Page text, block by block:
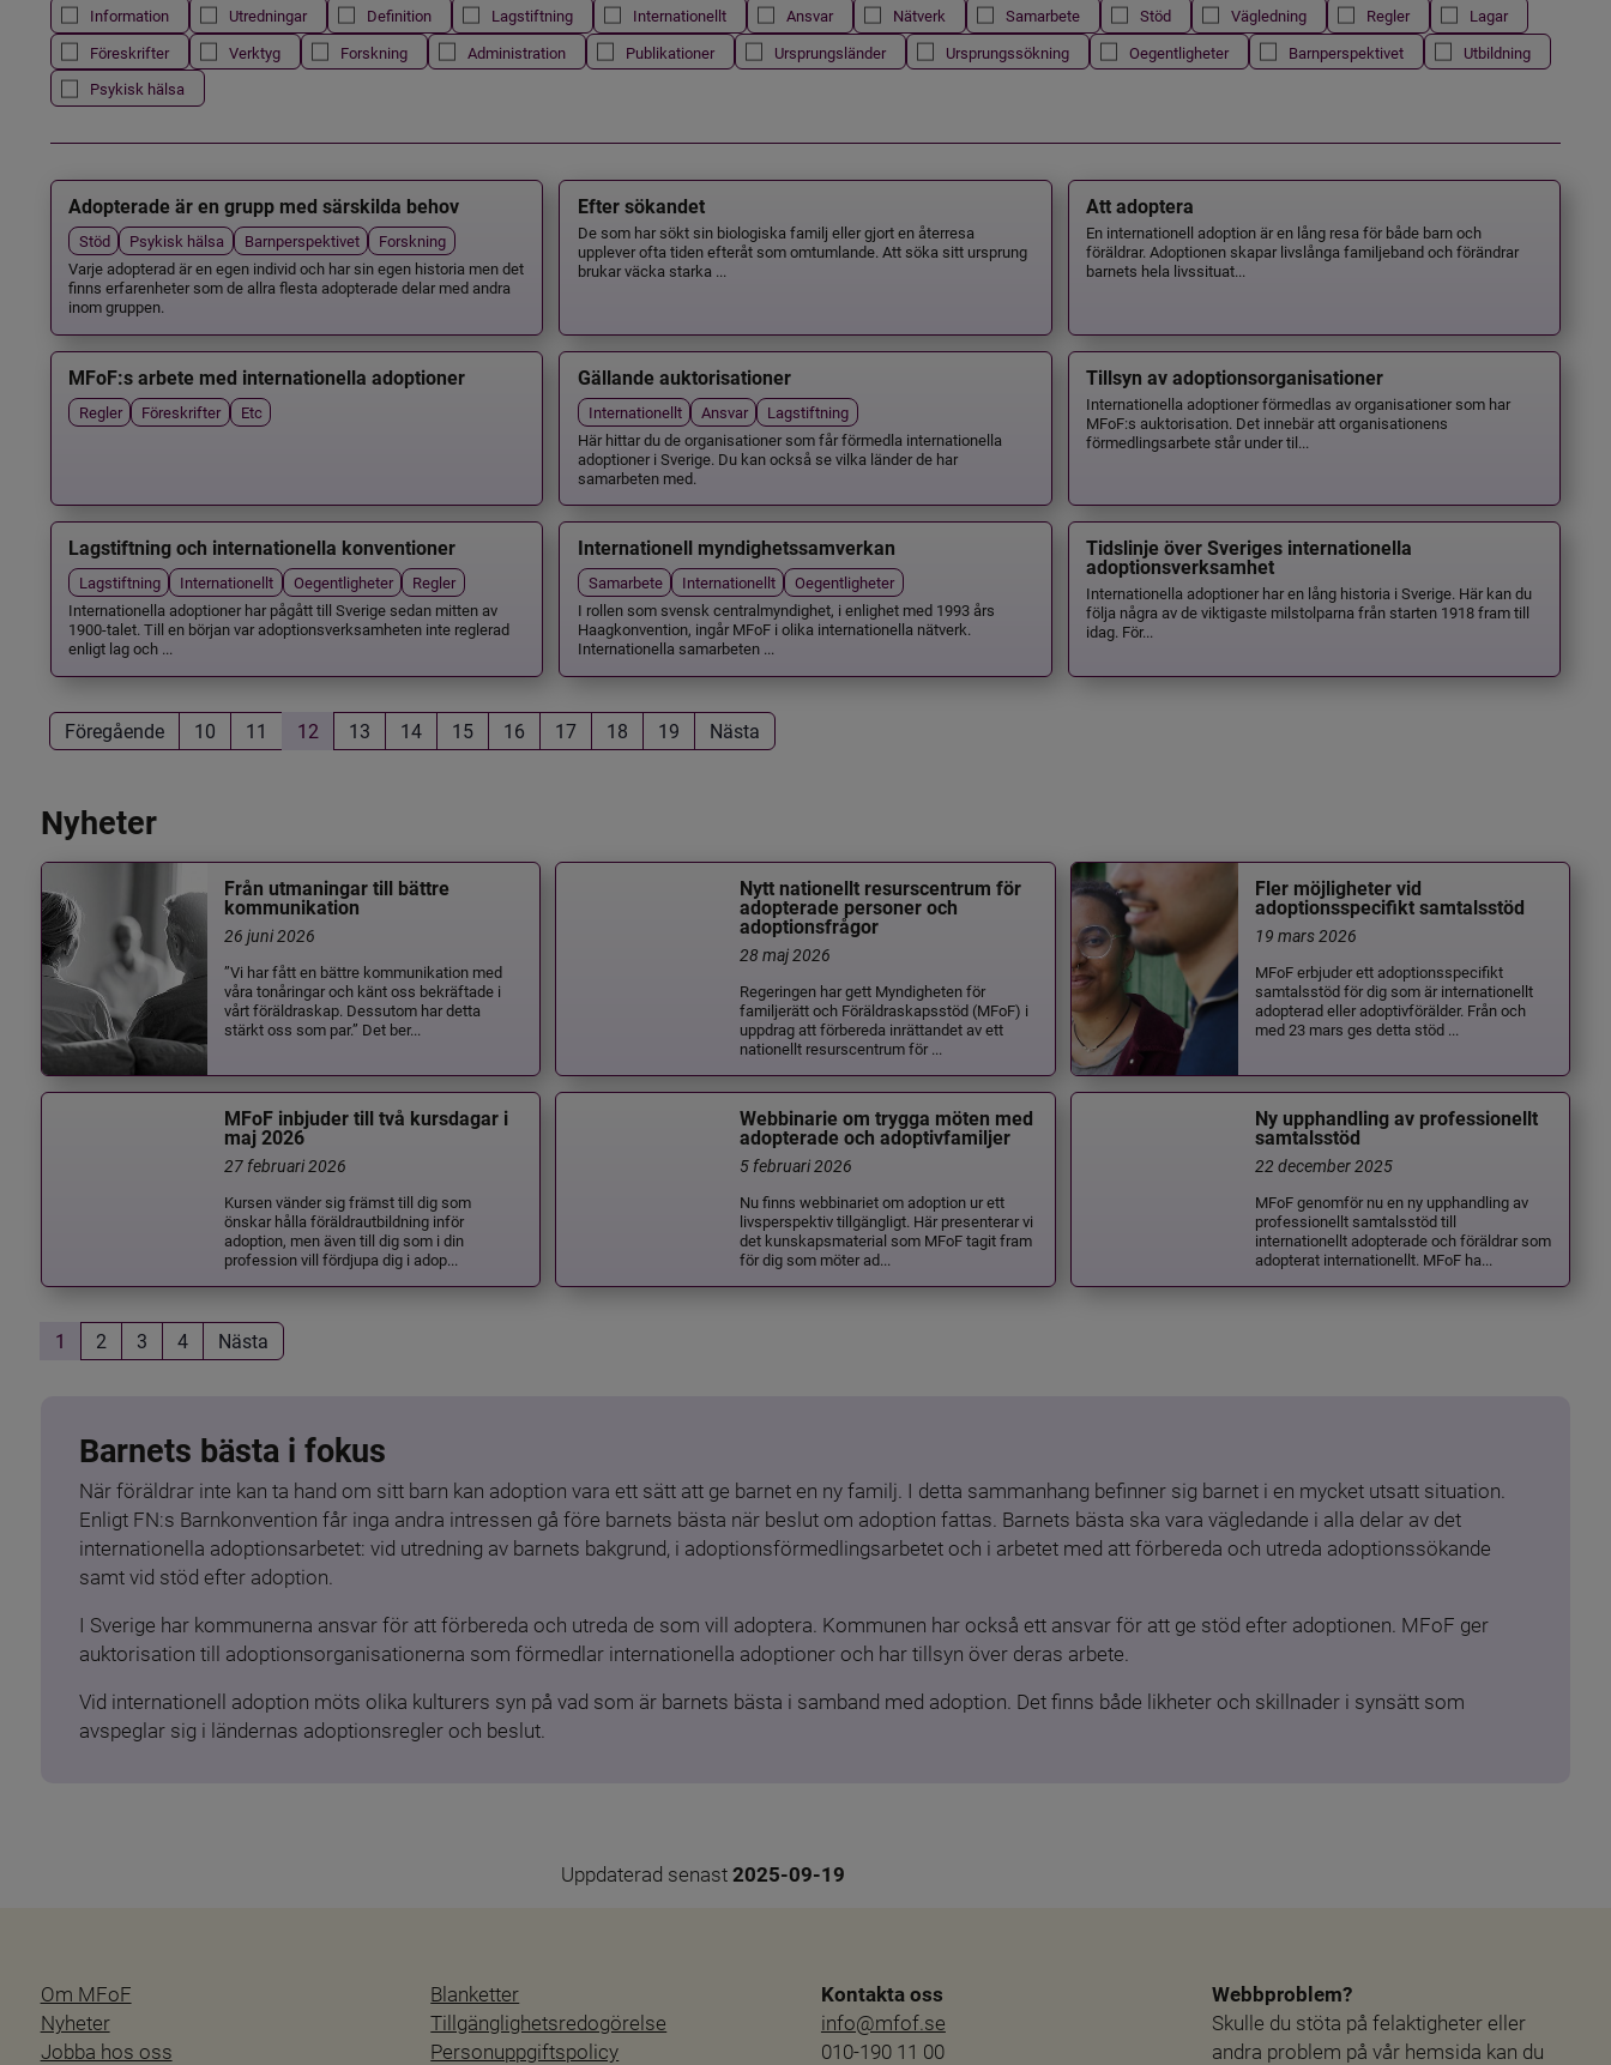
Information Utredningar Definition Lagstiftning Internationellt Ansvar Nätverk Samarbete Stöd Vägledning Regler
Lagar
Föreskrifter
Verktyg Forskning Administration Publikationer Ursprungsländer Ursprungssökning Oegentligheter Barnperspektivet
Utbildning
Psykisk hälsa
Adopterade är en grupp med särskilda behov
Stöd Psykisk hälsa Barnperspektivet
Forskning
Varje adopterad är en egen individ och har sin egen historia men det
finns erfarenheter som de allra flesta adopterade delar med andra
inom gruppen.
Efter sökandet
De som har sökt sin biologiska familj eller gjort en återresa
upplever ofta tiden efteråt som omtumlande. Att söka sitt ursprung
brukar väcka starka ...
Att adoptera
En internationell adoption är en lång resa för både barn och
föräldrar. Adoptionen skapar livslånga familjeband och förändrar
barnets hela livssituat...
MFoF:s arbete med internationella adoptioner
Regler Föreskrifter Etc
Gällande auktorisationer
Internationellt Ansvar
Lagstiftning
Här hittar du de organisationer som får förmedla internationella
adoptioner i Sverige. Du kan också se vilka länder de har
samarbeten med.
Tillsyn av adoptionsorganisationer
Internationella adoptioner förmedlas av organisationer som har
MFoF:s auktorisation. Det innebär att organisationens
förmedlingsarbete står under til...
Lagstiftning och internationella konventioner
Lagstiftning Internationellt Oegentligheter
Regler
Internationella adoptioner har pågått till Sverige sedan mitten av
1900-talet. Till en början var adoptionsverksamheten inte reglerad
enligt lag och ...
Internationell myndighetssamverkan
Samarbete Internationellt
Oegentligheter
I rollen som svensk centralmyndighet, i enlighet med 1993 års
Haagkonvention, ingår MFoF i olika internationella nätverk.
Internationella samarbeten ...
Tidslinje över Sveriges internationella
adoptionsverksamhet
Internationella adoptioner har en lång historia i Sverige. Här kan du
följa några av de viktigaste milstolparna från starten 1918 fram till
idag. För...
Föregående 10 11 12 13 14 15 16 17 18 19 Nästa
Nyheter
Från utmaningar till bättre
kommunikation
26 juni 2026
”Vi har fått en bättre kommunikation med
våra tonåringar och känt oss bekräftade i
vårt föräldraskap. Dessutom har detta
stärkt oss som par.” Det ber...
Nytt nationellt resurscentrum för
adopterade personer och
adoptionsfrågor
28 maj 2026
Regeringen har gett Myndigheten för
familjerätt och Föräldraskapsstöd (MFoF) i
uppdrag att förbereda inrättandet av ett
nationellt resurscentrum för ...
Fler möjligheter vid
adoptionsspecifikt samtalsstöd
19 mars 2026
MFoF erbjuder ett adoptionsspecifikt
samtalsstöd för dig som är internationellt
adopterad eller adoptivförälder. Från och
med 23 mars ges detta stöd ...
MFoF inbjuder till två kursdagar i
maj 2026
27 februari 2026
Kursen vänder sig främst till dig som
önskar hålla föräldrautbildning inför
adoption, men även till dig som i din
profession vill fördjupa dig i adop...
Webbinarie om trygga möten med
adopterade och adoptivfamiljer
5 februari 2026
Nu finns webbinariet om adoption ur ett
livsperspektiv tillgängligt. Här presenterar vi
det kunskapsmaterial som MFoF tagit fram
för dig som möter ad...
Ny upphandling av professionellt
samtalsstöd
22 december 2025
MFoF genomför nu en ny upphandling av
professionellt samtalsstöd till
internationellt adopterade och föräldrar som
adopterat internationellt. MFoF ha...
1 2 3 4 Nästa
Barnets bästa i fokus
När föräldrar inte kan ta hand om sitt barn kan adoption vara ett sätt att ge barnet en ny familj. I detta sammanhang befinner sig barnet i en mycket utsatt situation.
Enligt FN:s Barnkonvention får inga andra intressen gå före barnets bästa när beslut om adoption fattas. Barnets bästa ska vara vägledande i alla delar av det
internationella adoptionsarbetet: vid utredning av barnets bakgrund, i adoptionsförmedlingsarbetet och i arbetet med att förbereda och utreda adoptionssökande
samt vid stöd efter adoption.
I Sverige har kommunerna ansvar för att förbereda och utreda de som vill adoptera. Kommunen har också ett ansvar för att ge stöd efter adoptionen. MFoF ger
auktorisation till adoptionsorganisationerna som förmedlar internationella adoptioner och har tillsyn över deras arbete.
Vid internationell adoption möts olika kulturers syn på vad som är barnets bästa i samband med adoption. Det finns både likheter och skillnader i synsätt som
avspeglar sig i ländernas adoptionsregler och beslut.
Uppdaterad senast 2025-09-19
Om MFoF
Nyheter
Jobba hos oss
Blanketter
Tillgänglighetsredogörelse
Personuppgiftspolicy
Kontakta oss
info@mfof.se
010-190 11 00
Webbproblem?
Skulle du stöta på felaktigheter eller
andra problem på vår hemsida kan du